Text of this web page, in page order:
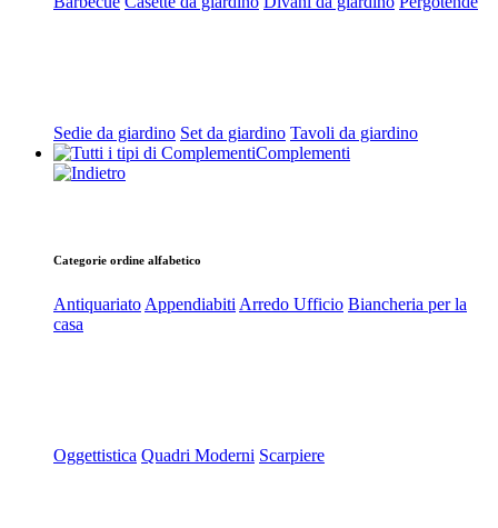
Sedie da giardino Set da giardino Tavoli da giardino
Complementi
Categorie ordine alfabetico
Antiquariato Appendiabiti Arredo Ufficio Biancheria per la
casa
Oggettistica Quadri Moderni Scarpiere